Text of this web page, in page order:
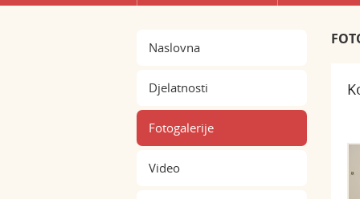
Naslovna
Djelatnosti
Fotogalerije
Video